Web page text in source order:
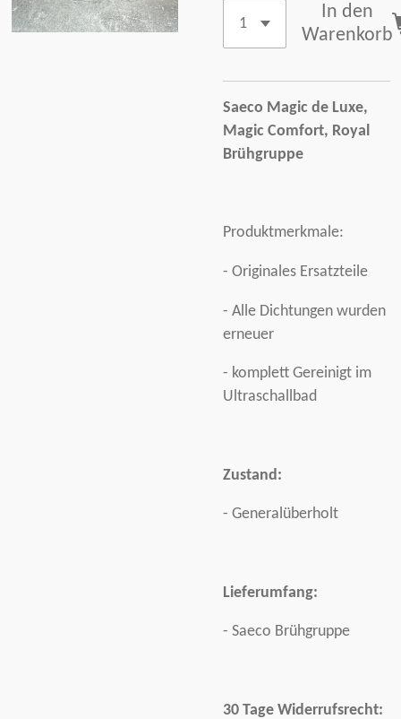
In den
Warenkorb
Saeco Magic de Luxe,
Magic Comfort, Royal
Brühgruppe
Produktmerkmale:
- Originales Ersatzteile
- Alle Dichtungen wurden
erneuer
- komplett Gereinigt im
Ultraschallbad
Zustand:
- Generalüberholt
Lieferumfang:
- Saeco Brühgruppe
30 Tage Widerrufsrecht: